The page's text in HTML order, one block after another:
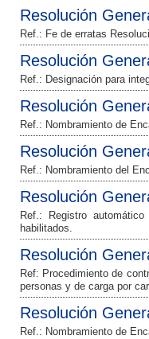
Resolución
Ref.: Fe de erratas
Resolución
Ref.: Designación para
Resolución
Ref.: Nombramiento de
Resolución
Ref.: Nombramiento del
Resolución
Ref.: Registro
habilitados.
Resolución
Ref: Procedimiento de
personas y de carga por
Resolución
Ref.: Nombramiento de